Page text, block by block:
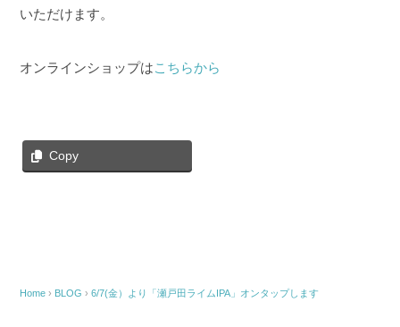
いただけます。
オンラインショップはこちらから
Copy
Home › BLOG ›6/7(金）より「瀬戸田ライムIPA」オンタップします